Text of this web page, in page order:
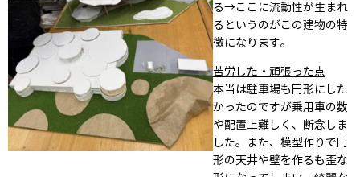
る→ここに流動性が生まれ
るというのがこの建物の特
徴になります。
苦労した・頑張った点
本当は駐車場も円形にした
かったのですが乗用車の数
や配置上難しく、断念しま
した。また、模型作りで円
形の天井や壁を作るも歪な